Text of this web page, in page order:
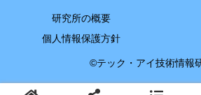
研究所の概要
個人情報保護方針
©テック・アイ技術情報